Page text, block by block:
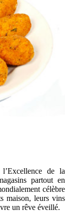
de la
partout en
célèbre
maison, leurs vins
un rêve éveillé.